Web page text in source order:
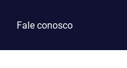
Fale conosco